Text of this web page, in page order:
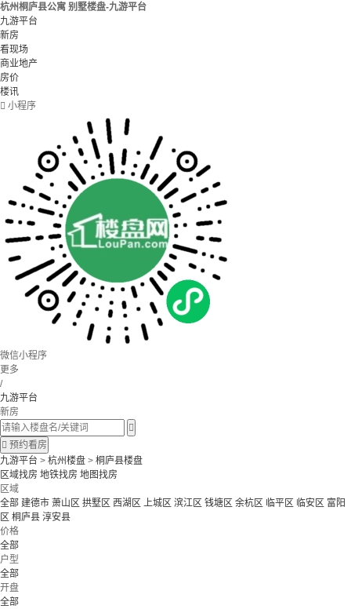
杭州桐庐县公寓 别墅楼盘-九游平台
九游平台
新房
看现场
商业地产
房价
楼讯
 小程序
微信小程序
更多
/
九游平台
新房

 预约看房
九游平台 > 杭州楼盘 > 桐庐县楼盘
区域找房 地铁找房 地图找房
区域
全部 建德市 萧山区 拱墅区 西湖区 上城区 滨江区 钱塘区 余杭区 临平区 临安区 富阳
区 桐庐县 淳安县
价格
全部
户型
全部
开盘
全部